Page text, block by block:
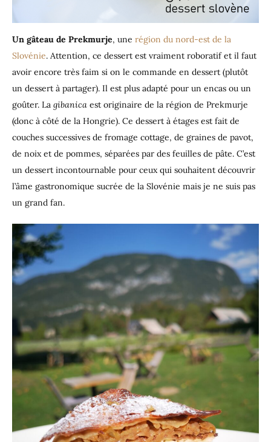
Un gâteau de Prekmurje, une région du nord-est de la
Slovénie. Attention, ce dessert est vraiment roboratif et il faut
avoir encore très faim si on le commande en dessert (plutôt
un dessert à partager). Il est plus adapté pour un encas ou un
goûter. La gibanica est originaire de la région de Prekmurje
(donc à côté de la Hongrie). Ce dessert à étages est fait de
couches successives de fromage cottage, de graines de pavot,
de noix et de pommes, séparées par des feuilles de pâte. C’est
un dessert incontournable pour ceux qui souhaitent découvrir
l’âme gastronomique sucrée de la Slovénie mais je ne suis pas
un grand fan.